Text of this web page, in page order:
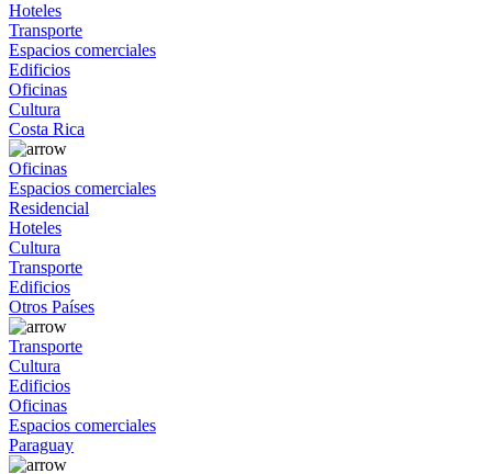
Hoteles
Transporte
Espacios comerciales
Edificios
Oficinas
Cultura
Costa Rica
Oficinas
Espacios comerciales
Residencial
Hoteles
Cultura
Transporte
Edificios
Otros Países
Transporte
Cultura
Edificios
Oficinas
Espacios comerciales
Paraguay